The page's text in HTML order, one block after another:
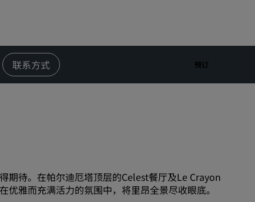
商务旅客
如何使用积分
如何赚取积分
联系方式 预订
期待。在帕尔迪厄塔顶层的Celest餐厅及Le Crayon
雅而充满活力的氛围中，将里昂全景尽收眼底。